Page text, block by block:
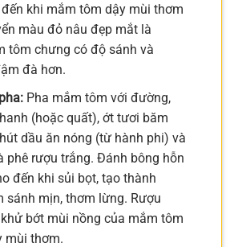
khi mắm tôm dậy mùi thơm
màu đỏ nâu đẹp mắt là
tôm chưng có độ sánh và
đà hơn.
Pha mắm tôm với đường,
(hoặc quất), ớt tươi băm
dầu ăn nóng (từ hành phi) và
phê rượu trắng. Đánh bông hỗn
đến khi sủi bọt, tạo thành
sánh mịn, thơm lừng. Rượu
bớt mùi nồng của mắm tôm
mùi thơm.